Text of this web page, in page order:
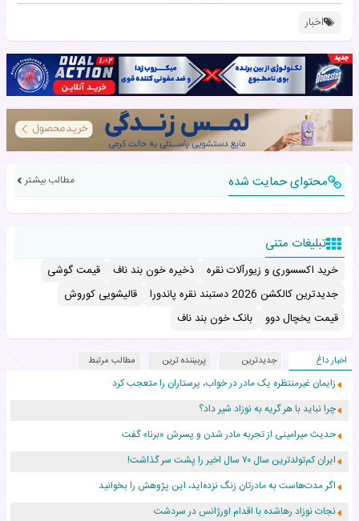
اخبار
محتوای حمایت شده مطالب بیشتر
تبلیغات متنی
خرید اکسسوری و زیورآلات نقره ذخیره خون بند ناف
قیمت گوشی
جدیدترین کالکشن 2026 دستبند نقره پاندورا
قالیشویی کوروش
قیمت یخچال دوو
بانک خون بند ناف
اخبار داغ جدیدترین پربیننده ترین مطالب مرتبط
زایمان غیرمنتظره یک مادر در خواب، پرستاران را متعجب کرد
چرا نباید با هر گریه به نوزاد شیر داد؟
حدیث میرامینی از تجربه مادر شدن و پسرش «برنا» گفت
ایران کم‌تولدترین سال ۷۰ سال اخیر را پشت سر گذاشت!
اگر مدت‌هاست به مادرتان زنگ نزده‌اید، این پژوهش را بخوانید
نجات نوزاد رهاشده با اقدام اورژانس در سردشت